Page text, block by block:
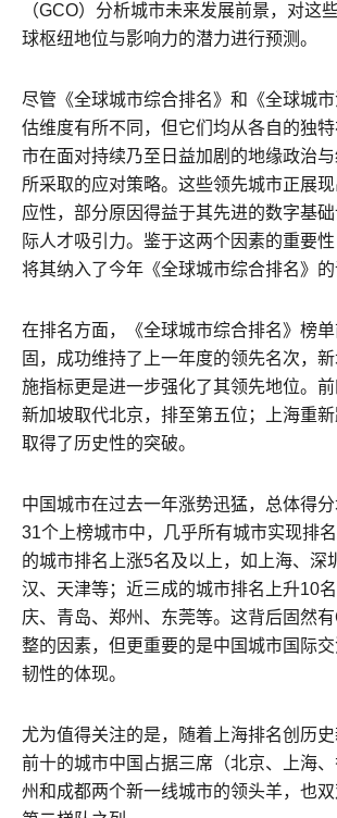
（GCO）分析城市未来发展前景，对这
球枢纽地位与影响力的潜力进行预测。
尽管《全球城市综合排名》和《全球城
估维度有所不同，但它们均从各自的独
市在面对持续乃至日益加剧的地缘政治
所采取的应对策略。这些领先城市正展
应性，部分原因得益于其先进的数字基
际人才吸引力。鉴于这两个因素的重要性
将其纳入了今年《全球城市综合排名》的
在排名方面，《全球城市综合排名》榜
固，成功维持了上一年度的领先名次，
施指标更是进一步强化了其领先地位。前
新加坡取代北京，排至第五位；上海重
取得了历史性的突破。
中国城市在过去一年涨势迅猛，总体得分
31个上榜城市中，几乎所有城市实现排
的城市排名上涨5名及以上，如上海、深
汉、天津等；近三成的城市排名上升10
庆、青岛、郑州、东莞等。这背后固然
整的因素，但更重要的是中国城市国际
韧性的体现。
尤为值得关注的是，随着上海排名创历
前十的城市中国占据三席（北京、上海
州和成都两个新一线城市的领头羊，也